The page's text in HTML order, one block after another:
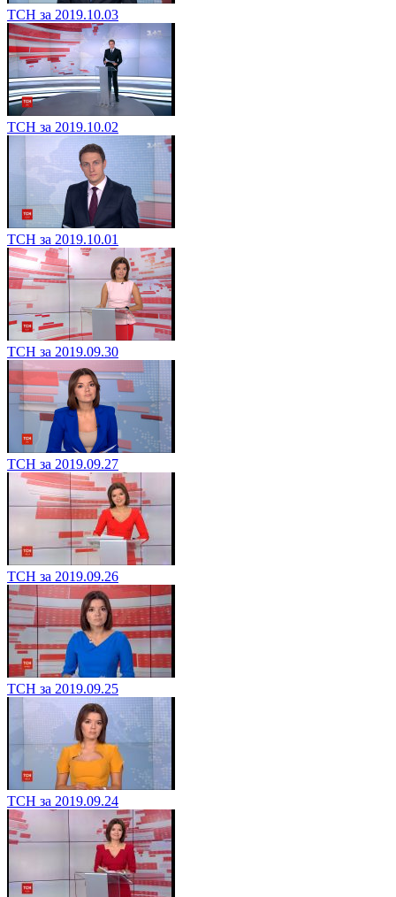
ТСН за 2019.10.03
ТСН за 2019.10.02
ТСН за 2019.10.01
ТСН за 2019.09.30
ТСН за 2019.09.27
ТСН за 2019.09.26
ТСН за 2019.09.25
ТСН за 2019.09.24